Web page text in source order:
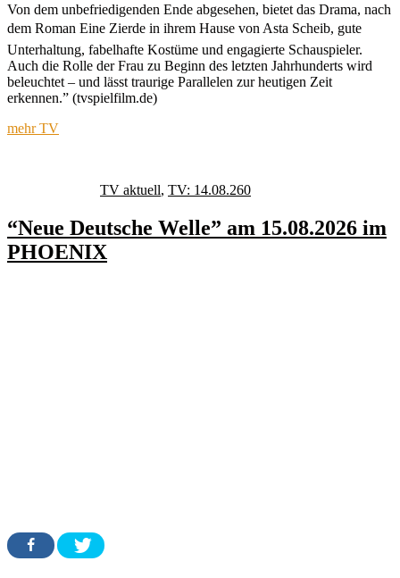
Von dem unbefriedigenden Ende abgesehen, bietet das Drama, nach
dem Roman Eine Zierde in ihrem Hause von Asta Scheib, gute
Unterhaltung, fabelhafte Kostüme und engagierte Schauspieler.
Auch die Rolle der Frau zu Beginn des letzten Jahrhunderts wird
beleuchtet – und lässt traurige Parallelen zur heutigen Zeit
erkennen.” (tvspielfilm.de)
mehr TV
TV aktuell, TV: 14.08.260
“Neue Deutsche Welle” am 15.08.2026 im
PHOENIX